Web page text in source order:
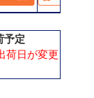
予定
荷日が変更